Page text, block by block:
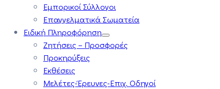
Εμπορικοί Σύλλογοι
Επαγγελματικά Σωματεία
Ειδική Πληροφόρηση
Ζητήσεις – Προσφορές
Προκηρύξεις
Εκθέσεις
Μελέτες-Έρευνες-Επιχ. Οδηγοί